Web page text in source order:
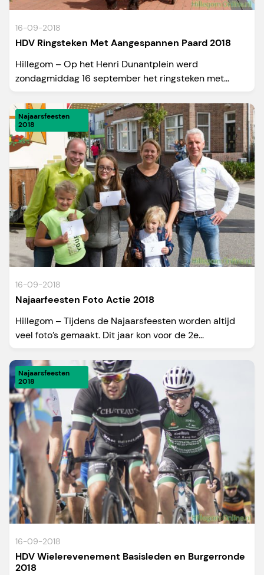
16-09-2018
HDV Ringsteken Met Aangespannen Paard 2018
Hillegom – Op het Henri Dunantplein werd
zondagmiddag 16 september het ringsteken met...
Najaarsfeesten
2018
16-09-2018
Najaarfeesten Foto Actie 2018
Hillegom – Tijdens de Najaarsfeesten worden altijd
veel foto’s gemaakt. Dit jaar kon voor de 2e...
Najaarsfeesten
2018
16-09-2018
HDV Wielerevenement Basisleden en Burgerronde
2018